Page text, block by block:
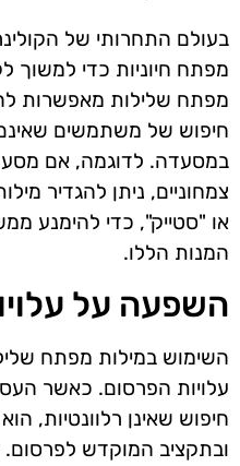
בעולם התחרותי של
מפתח חיוניות כדי למשוך
מפתח שלילות מאפשרות
חיפוש של משתמשים שאינם
במסעדה. לדוגמה, אם
צמחוניים, ניתן להגדיר
או "סטייק", כדי להימנע
המנות הללו.
השפעה על
השימוש במילות מפתח
עלויות הפרסום. כאשר
חיפוש שאינן רלוונטיות,
ובתקציב המוקדש